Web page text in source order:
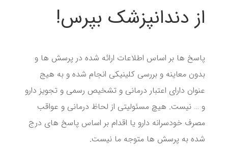
از دندانپزشک بپرس!
پاسخ ها بر اساس اطلاعات ارائه شده در پرسش ها و
بدون معاینه و بررسی کلینیکی انجام شده و به هیج
عنوان دارای اعتبار درمانی و تشخیص رسمی و تجویز دارو
و … نیست. هیچ مسئولیتی از لحاظ درمانی و عواقب
مصرف خودسرانه دارو یا اقدام بر اساس پاسخ های درج
شده به پرسش ها متوجه ما نیست.